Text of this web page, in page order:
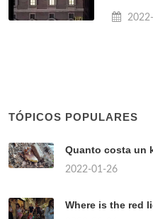
TÓPICOS POPULARES
Quanto costa un
2022-01-26
Where is the red